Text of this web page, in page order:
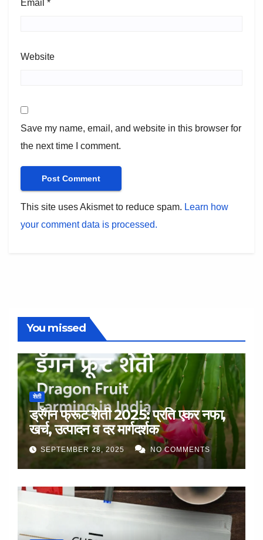
Email *
Website
Save my name, email, and website in this browser for
the next time I comment.
This site uses Akismet to reduce spam. Learn how
your comment data is processed.
You missed
शेती
ड्रॅगन फ्रूट शेती 2025: प्रति एकर नफा,
खर्च, उत्पादन व दर मार्गदर्शक
SEPTEMBER 28, 2025 NO COMMENTS